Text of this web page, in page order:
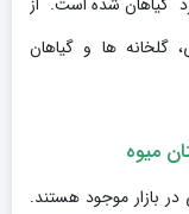
گلخانه ها و گیاهان
میوه
بازار موجود هستند.